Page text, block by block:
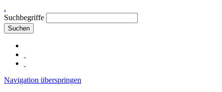
.
Suchbegriffe
Suchen
Navigation überspringen